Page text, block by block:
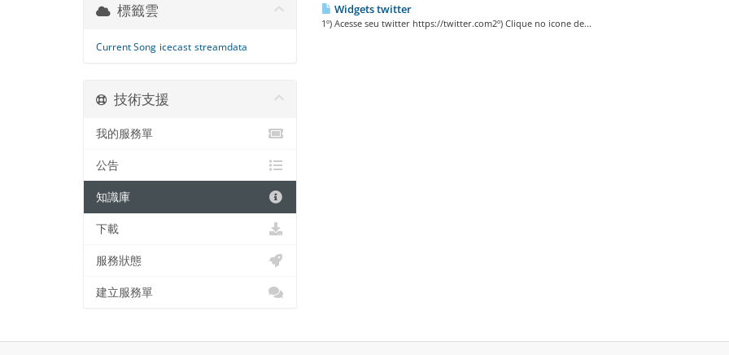
Widgets twitter
1º) Acesse seu twitter https://twitter.com2º) Clique no icone de...
標籤雲
Current Song icecast streamdata
技術支援
我的服務單
公告
知識庫
下載
服務狀態
建立服務單